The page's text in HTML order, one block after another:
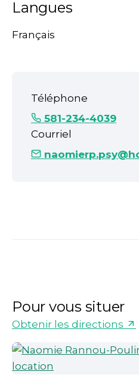
Langues
Français
Téléphone
581-234-4039
Courriel
Pour vous situer
Obtenir les directions